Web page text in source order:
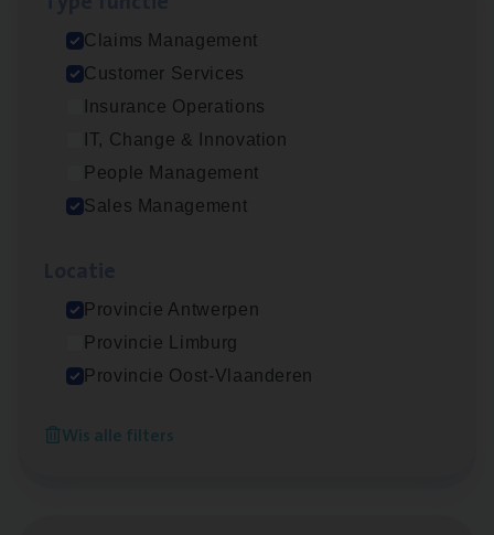
Claims Management
Customer Services
Insurance Operations
IT, Change & Innovation
People Management
Sales Management
Provincie Antwerpen
Provincie Limburg
Provincie Oost-Vlaanderen
Wis alle filters
Scha­de­be­heer­der verzekeringen
Claims Management
Sint-Niklaas/Temse
Scha­de Expert Fleet
Insu­ran­ce Bro­ker Trans­port&
Antwerpen